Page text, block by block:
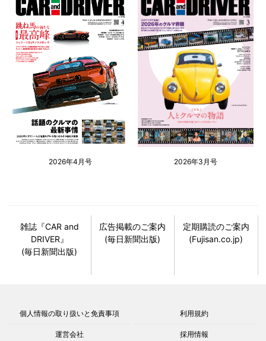
2026年4月号 2026年3月号
雑誌『CAR and
DRIVER』
(毎日新聞出版)
広告掲載のご案内
(毎日新聞出版)
定期購読のご案内
(Fujisan.co.jp)
個人情報の取り扱いと免責事項 利用規約
運営会社 採用情報